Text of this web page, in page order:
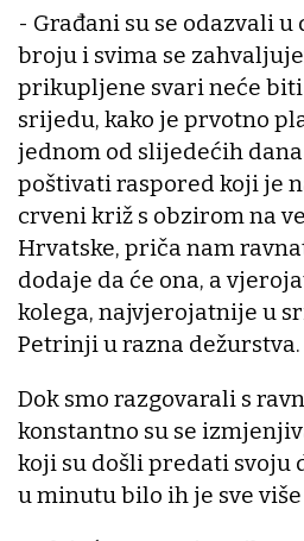
- Građani su se odazvali
broju i svima se
prikupljene svari neće
srijedu, kako je prvotno
jednom od slijedećih
poštivati raspored koji je
crveni križ s obzirom na
Hrvatske, priča nam
dodaje da će ona, a
kolega, najvjerojatnije u
Petrinji u razna dežurstva.
Dok smo razgovarali s
konstantno su se
koji su došli predati svoju
u minutu bilo ih je sve više